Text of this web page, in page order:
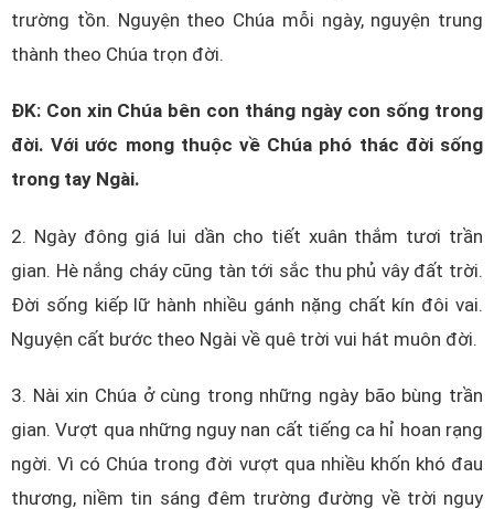
trường tồn. Nguyện theo Chúa mỗi ngày, nguyện trung
thành theo Chúa trọn đời.
ĐK: Con xin Chúa bên con tháng ngày con sống trong
đời. Với ước mong thuộc về Chúa phó thác đời sống
trong tay Ngài.
2. Ngày đông giá lui dần cho tiết xuân thắm tươi trần
gian. Hè nắng cháy cũng tàn tới sắc thu phủ vây đất trời.
Đời sống kiếp lữ hành nhiều gánh nặng chất kín đôi vai.
Nguyện cất bước theo Ngài về quê trời vui hát muôn đời.
3. Nài xin Chúa ở cùng trong những ngày bão bùng trần
gian. Vượt qua những nguy nan cất tiếng ca hỉ hoan rạng
ngời. Vì có Chúa trong đời vượt qua nhiều khốn khó đau
thương, niềm tin sáng đêm trường đường về trời nguy